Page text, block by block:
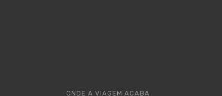
ONDE A VIAGEM ACABA